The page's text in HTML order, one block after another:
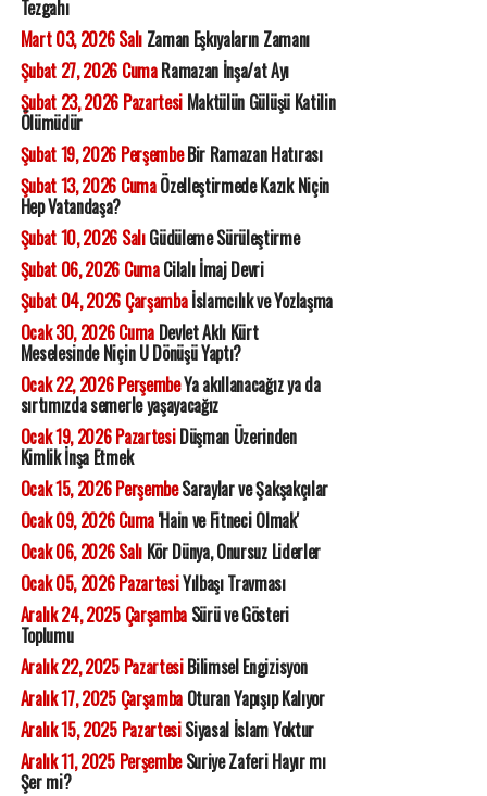
Tezgahı
Mart 03, 2026 SalıZaman Eşkıyaların Zamanı
Şubat 27, 2026 CumaRamazan İnşa/at Ayı
Şubat 23, 2026 PazartesiMaktülün Gülüşü Katilin
Ölümüdür
Şubat 19, 2026 PerşembeBir Ramazan Hatırası
Şubat 13, 2026 CumaÖzelleştirmede Kazık Niçin
Hep Vatandaşa?
Şubat 10, 2026 SalıGüdüleme Sürüleştirme
Şubat 06, 2026 CumaCilalı İmaj Devri
Şubat 04, 2026 Çarşambaİslamcılık ve Yozlaşma
Ocak 30, 2026 CumaDevlet Aklı Kürt
Meselesinde Niçin U Dönüşü Yaptı?
Ocak 22, 2026 PerşembeYa akıllanacağız ya da
sırtımızda semerle yaşayacağız
Ocak 19, 2026 PazartesiDüşman Üzerinden
Kimlik İnşa Etmek
Ocak 15, 2026 PerşembeSaraylar ve Şakşakçılar
Ocak 09, 2026 Cuma'Hain ve Fitneci Olmak'
Ocak 06, 2026 SalıKör Dünya, Onursuz Liderler
Ocak 05, 2026 PazartesiYılbaşı Travması
Aralık 24, 2025 ÇarşambaSürü ve Gösteri
Toplumu
Aralık 22, 2025 PazartesiBilimsel Engizisyon
Aralık 17, 2025 ÇarşambaOturan Yapışıp Kalıyor
Aralık 15, 2025 PazartesiSiyasal İslam Yoktur
Aralık 11, 2025 PerşembeSuriye Zaferi Hayır mı
Şer mi?